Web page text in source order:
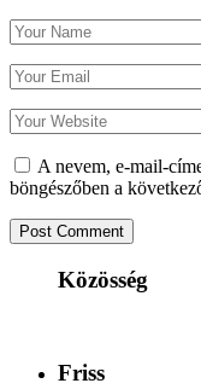
A nevem, e-mail-
böngészőben a
Közösség
Friss